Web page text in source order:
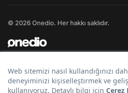
© 2026 Onedio. Her hakkı saklıdır.
Bir markasıdır.